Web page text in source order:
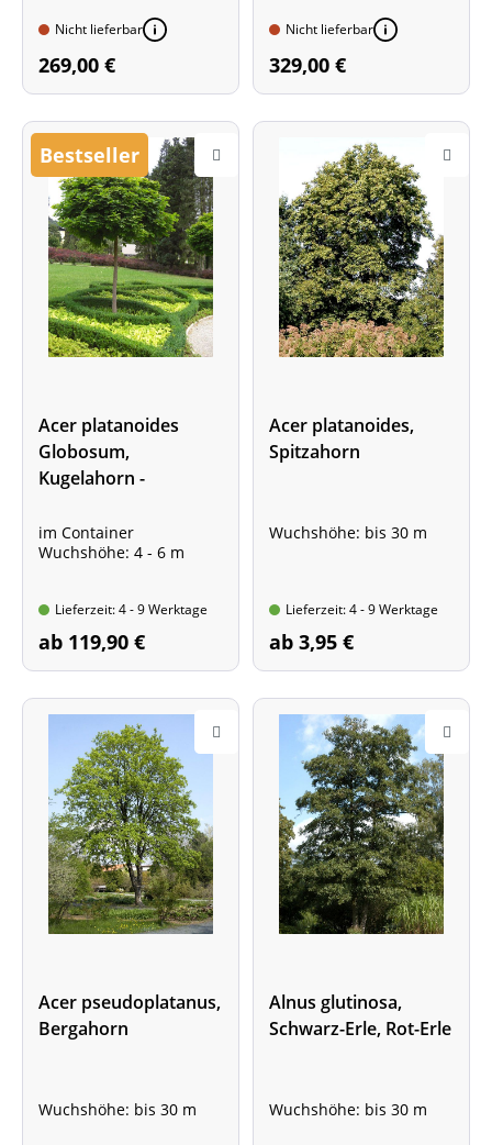
Stammumfang 8 - 10 cm
Stammhöhe ca. 1,80 m
Nicht lieferbar
269,00 €
Stammumfang 6 - 8 cm
Stammhöhe ca. 1,70 m
Nicht lieferbar
329,00 €
Bestseller
Acer platanoides
Globosum,
Kugelahorn -
Produkt
im Container
Wuchshöhe: 4 - 6 m
Lieferzeit: 4 - 9 Werktage
ab 119,90 €
Acer platanoides,
Spitzahorn
Wuchshöhe: bis 30 m
Lieferzeit: 4 - 9 Werktage
ab 3,95 €
Acer pseudoplatanus,
Bergahorn
Wuchshöhe: bis 30 m
Alnus glutinosa,
Schwarz-Erle, Rot-Erle
Wuchshöhe: bis 30 m